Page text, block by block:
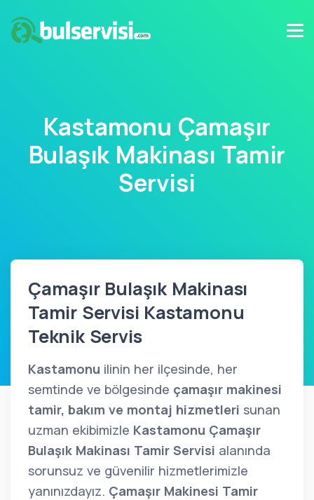
Kastamonu Çamaşır
Bulaşık Makinası Tamir
Servisi
Çamaşır Bulaşık Makinası
Tamir Servisi Kastamonu
Teknik Servis
Kastamonu ilinin her ilçesinde, her
semtinde ve bölgesinde çamaşır makinesi
tamir, bakım ve montaj hizmetleri sunan
uzman ekibimizle Kastamonu Çamaşır
Bulaşık Makinası Tamir Servisi alanında
sorunsuz ve güvenilir hizmetlerimizle
yanınızdayız. Çamaşır Makinesi Tamir